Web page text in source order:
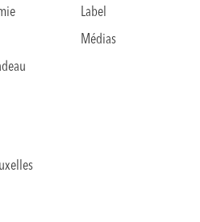
Label
Médias